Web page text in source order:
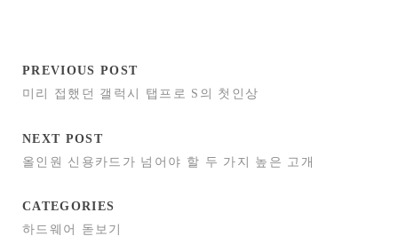
PREVIOUS POST
미리 접했던 갤럭시 탭프로 S의 첫인상
NEXT POST
올인원 신용카드가 넘어야 할 두 가지 높은 고개
CATEGORIES
하드웨어 돋보기